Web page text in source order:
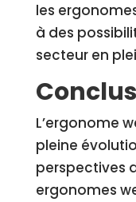
les
à des
secteur en
L’ergonome
pleine
perspectives
ergonomes